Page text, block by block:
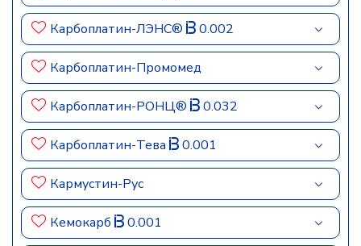
Карбоплатин-ЛЭНС® 0.002
Карбоплатин-Промомед
Карбоплатин-РОНЦ® 0.032
Карбоплатин-Тева 0.001
Кармустин-Рус
Кемокарб 0.001